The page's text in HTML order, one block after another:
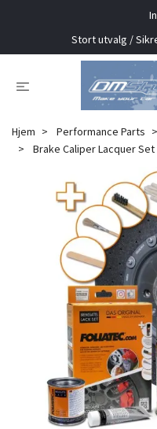
Stort utvalg /
Hjem Performance Parts
Brake Caliper Lacquer